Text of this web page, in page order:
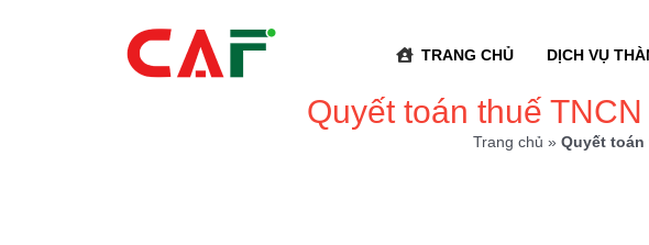
TRANG CHỦ DỊCH VỤ
Quyết toán thuế
Trang chủ » Quyết